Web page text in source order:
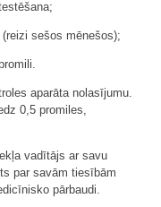
sešos mēnešos);
aparāta nolasījumu.
0,5 promiles,
vadītājs ar savu
par savām tiesībām
pārbaudi.